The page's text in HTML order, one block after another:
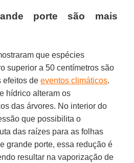
porte são mais
que espécies
superior a 50 centímetros são
efeitos deeventos climáticos.
hídrico alteram os
das árvores. No interior do
que possibilita o
das raízes para as folhas
grande porte, essa redução é
resultar na vaporização de